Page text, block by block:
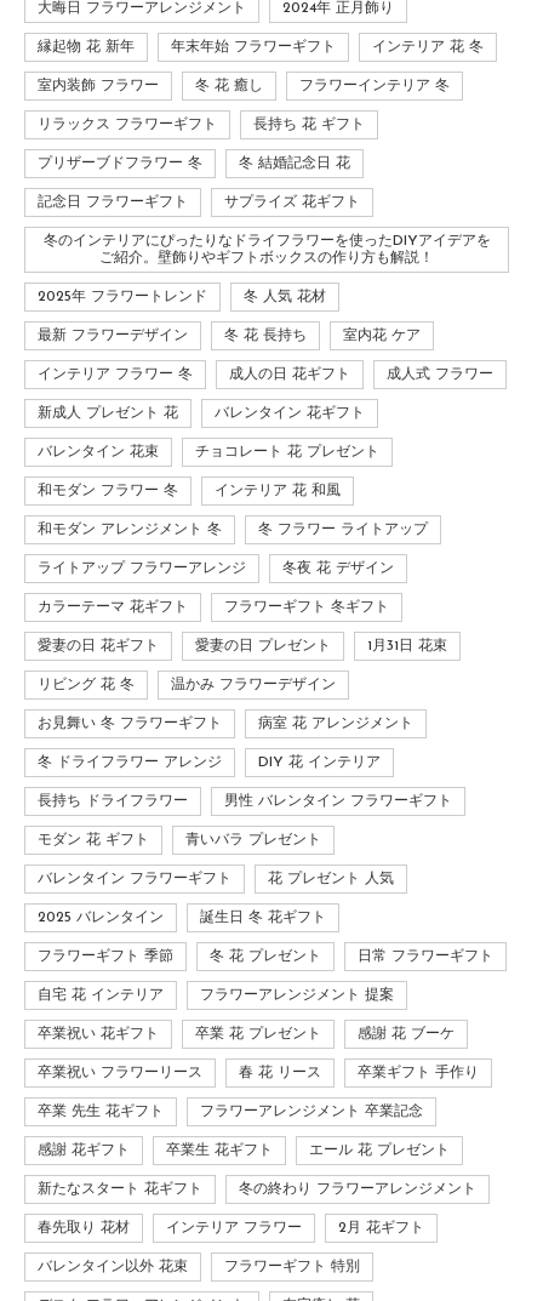
大晦日 フラワーアレンジメント 2024年 正月飾り
縁起物 花 新年 年末年始 フラワーギフト インテリア 花 冬
室内装飾 フラワー 冬 花 癒し フラワーインテリア 冬
リラックス フラワーギフト 長持ち 花 ギフト
プリザーブドフラワー 冬 冬 結婚記念日 花
記念日 フラワーギフト サプライズ 花ギフト
冬のインテリアにぴったりなドライフラワーを使ったDIYアイデアを
ご紹介。壁飾りやギフトボックスの作り方も解説！
2025年 フラワートレンド 冬 人気 花材
最新 フラワーデザイン 冬 花 長持ち 室内花 ケア
インテリア フラワー 冬 成人の日 花ギフト 成人式 フラワー
新成人 プレゼント 花 バレンタイン 花ギフト
バレンタイン 花束 チョコレート 花 プレゼント
和モダン フラワー 冬 インテリア 花 和風
和モダン アレンジメント 冬 冬 フラワー ライトアップ
ライトアップ フラワーアレンジ 冬夜 花 デザイン
カラーテーマ 花ギフト フラワーギフト 冬ギフト
愛妻の日 花ギフト 愛妻の日 プレゼント 1月31日 花束
リビング 花 冬 温かみ フラワーデザイン
お見舞い 冬 フラワーギフト 病室 花 アレンジメント
冬 ドライフラワー アレンジ DIY 花 インテリア
長持ち ドライフラワー 男性 バレンタイン フラワーギフト
モダン 花 ギフト 青いバラ プレゼント
バレンタイン フラワーギフト 花 プレゼント 人気
2025 バレンタイン 誕生日 冬 花ギフト
フラワーギフト 季節 冬 花 プレゼント 日常 フラワーギフト
自宅 花 インテリア フラワーアレンジメント 提案
卒業祝い 花ギフト 卒業 花 プレゼント 感謝 花 ブーケ
卒業祝い フラワーリース 春 花 リース 卒業ギフト 手作り
卒業 先生 花ギフト フラワーアレンジメント 卒業記念
感謝 花ギフト 卒業生 花ギフト エール 花 プレゼント
新たなスタート 花ギフト 冬の終わり フラワーアレンジメント
春先取り 花材 インテリア フラワー 2月 花ギフト
バレンタイン以外 花束 フラワーギフト 特別